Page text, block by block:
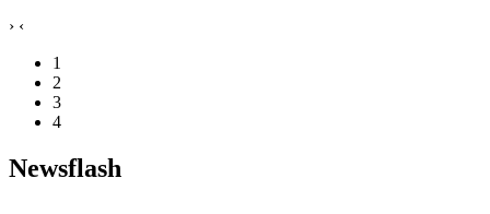
› ‹
1
2
3
4
Newsflash